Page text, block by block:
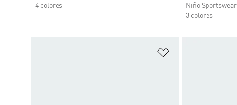
4 colores
Niño Sportswear
3 colores